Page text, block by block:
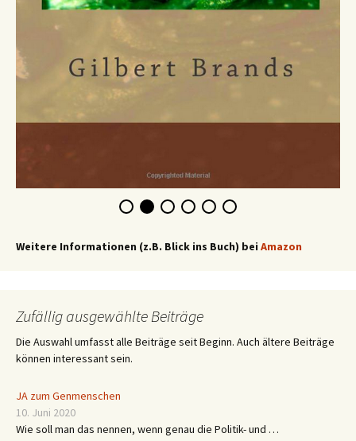
Weitere Informationen (z.B. Blick ins Buch) bei Amazon
Zufällig ausgewählte Beiträge
Die Auswahl umfasst alle Beiträge seit Beginn. Auch ältere Beiträge
können interessant sein.
JA zum Genmenschen
10. Juni 2020
Wie soll man das nennen, wenn genau die Politik- und …